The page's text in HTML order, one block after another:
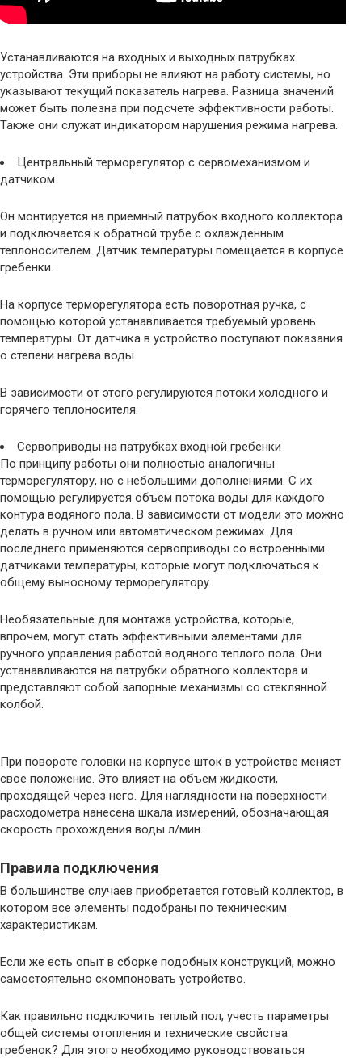
Устанавливаются на входных и выходных патрубках
устройства. Эти приборы не влияют на работу системы, но
указывают текущий показатель нагрева. Разница значений
может быть полезна при подсчете эффективности работы.
Также они служат индикатором нарушения режима нагрева.
Центральный терморегулятор с сервомеханизмом и
датчиком.
Он монтируется на приемный патрубок входного коллектора
и подключается к обратной трубе с охлажденным
теплоносителем. Датчик температуры помещается в корпусе
гребенки.
На корпусе терморегулятора есть поворотная ручка, с
помощью которой устанавливается требуемый уровень
температуры. От датчика в устройство поступают показания
о степени нагрева воды.
В зависимости от этого регулируются потоки холодного и
горячего теплоносителя.
Сервоприводы на патрубках входной гребенки
По принципу работы они полностью аналогичны
терморегулятору, но с небольшими дополнениями. С их
помощью регулируется объем потока воды для каждого
контура водяного пола. В зависимости от модели это можно
делать в ручном или автоматическом режимах. Для
последнего применяются сервоприводы со встроенными
датчиками температуры, которые могут подключаться к
общему выносному терморегулятору.
Необязательные для монтажа устройства, которые,
впрочем, могут стать эффективными элементами для
ручного управления работой водяного теплого пола. Они
устанавливаются на патрубки обратного коллектора и
представляют собой запорные механизмы со стеклянной
колбой.
При повороте головки на корпусе шток в устройстве меняет
свое положение. Это влияет на объем жидкости,
проходящей через него. Для наглядности на поверхности
расходометра нанесена шкала измерений, обозначающая
скорость прохождения воды л/мин.
Правила подключения
В большинстве случаев приобретается готовый коллектор, в
котором все элементы подобраны по техническим
характеристикам.
Если же есть опыт в сборке подобных конструкций, можно
самостоятельно скомпоновать устройство.
Как правильно подключить теплый пол, учесть параметры
общей системы отопления и технические свойства
гребенок? Для этого необходимо руководствоваться